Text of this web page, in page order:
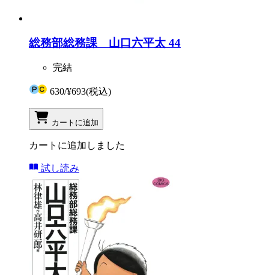
総務部総務課 山口六平太 44
完結
630/¥693(税込)
カートに追加
カートに追加しました
試し読み